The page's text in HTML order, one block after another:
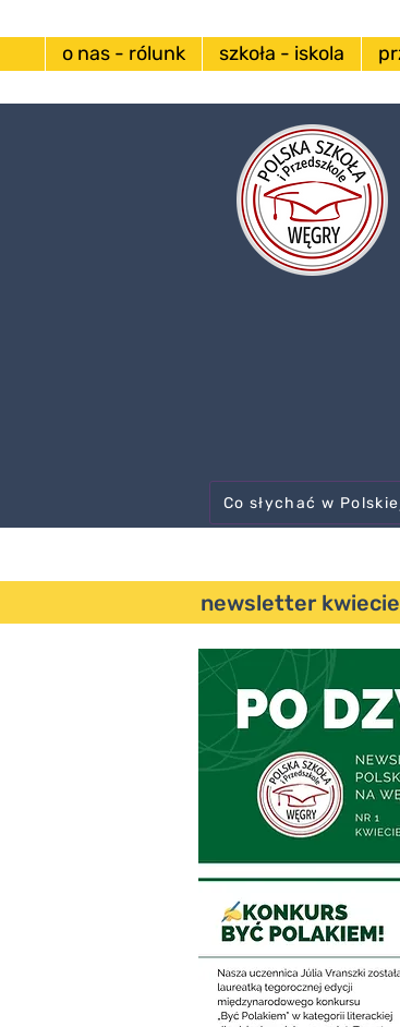
o nas - rólunk szkoła - iskola
newsletter
Co słychać w